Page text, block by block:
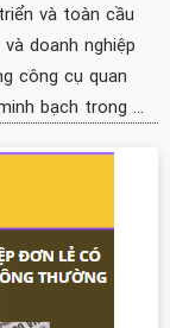
và toàn cầu
doanh nghiệp
công cụ quan
bạch trong ...